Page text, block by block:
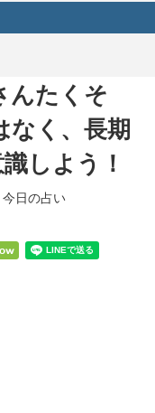
んたくそ
なく、長期
しよう！
ゴリー
今日の占い